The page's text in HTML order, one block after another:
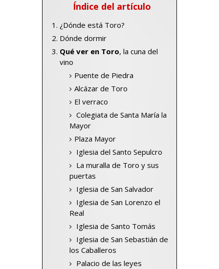
Índice del artículo
¿Dónde está Toro?
Dónde dormir
Qué ver en Toro, la cuna del
vino
Puente de Piedra
Alcázar de Toro
El verraco
Colegiata de Santa María la
Mayor
Plaza Mayor
Iglesia del Santo Sepulcro
La muralla de Toro y sus
puertas
Iglesia de San Salvador
Iglesia de San Lorenzo el
Real
Iglesia de Santo Tomás
Iglesia de San Sebastián de
los Caballeros
Palacio de las leyes